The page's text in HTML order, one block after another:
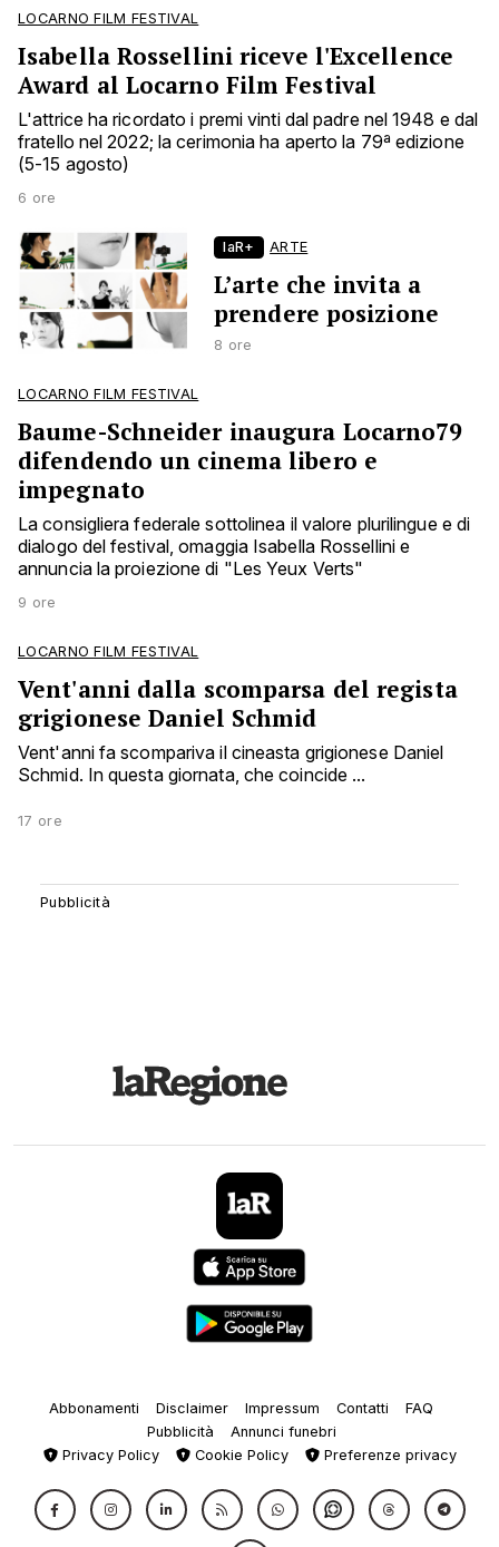
LOCARNO FILM FESTIVAL
Isabella Rossellini riceve l'Excellence
Award al Locarno Film Festival
L'attrice ha ricordato i premi vinti dal padre nel 1948 e dal
fratello nel 2022; la cerimonia ha aperto la 79ª edizione
(5-15 agosto)
6 ore
laR+ ARTE
L’arte che invita a
prendere posizione
8 ore
LOCARNO FILM FESTIVAL
Baume-Schneider inaugura Locarno79
difendendo un cinema libero e
impegnato
La consigliera federale sottolinea il valore plurilingue e di
dialogo del festival, omaggia Isabella Rossellini e
annuncia la proiezione di "Les Yeux Verts"
9 ore
LOCARNO FILM FESTIVAL
Vent'anni dalla scomparsa del regista
grigionese Daniel Schmid
Vent'anni fa scompariva il cineasta grigionese Daniel
Schmid. In questa giornata, che coincide ...
17 ore
Abbonamenti Disclaimer Impressum Contatti
FAQ
Pubblicità
Annunci funebri
Privacy Policy
Cookie Policy Preferenze privacy